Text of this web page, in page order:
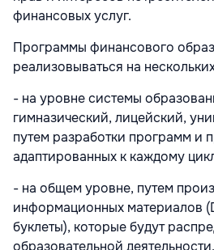
финансовых услуг.
Программы финансового
реализовываться на
- на уровне системы
гимназический, лицейский,
путем разработки программ и
адаптированных к каждому
- на общем уровне, путем
информационных материалов
буклеты), которые будут